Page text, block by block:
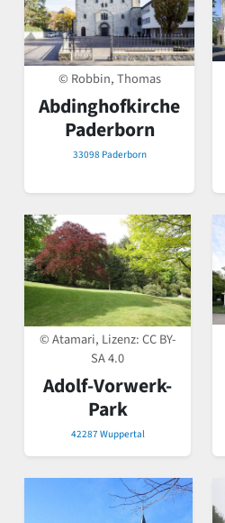
© Robbin, Thomas
Abdinghofkirche
Paderborn
33098 Paderborn
© Atamari, Lizenz:CC BY-
SA 4.0
Adolf-Vorwerk-
Park
42287 Wuppertal